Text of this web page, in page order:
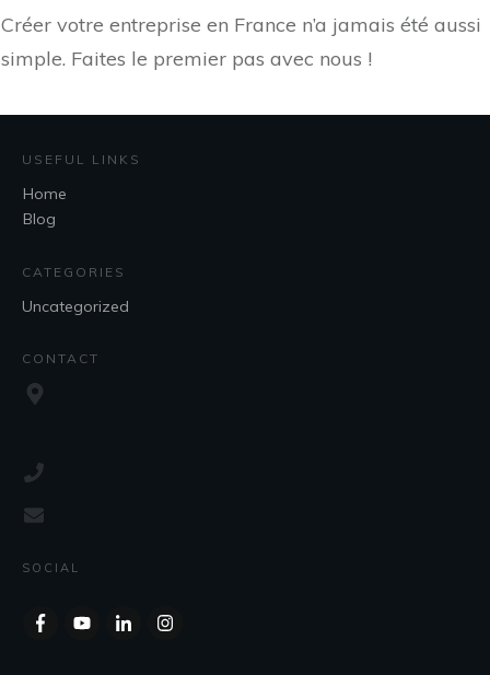
Créer votre entreprise en France n’a jamais été aussi
simple. Faites le premier pas avec nous !
USEFUL LINKS
Home
Blog
CATEGORIES
Uncategorized
CONTACT
SOCIAL